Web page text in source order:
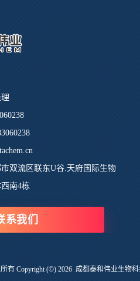
双流区联东U谷.天府国际生物
南4栋
系我们
有 Copyright (©) 2026 成都泰和伟业生物科